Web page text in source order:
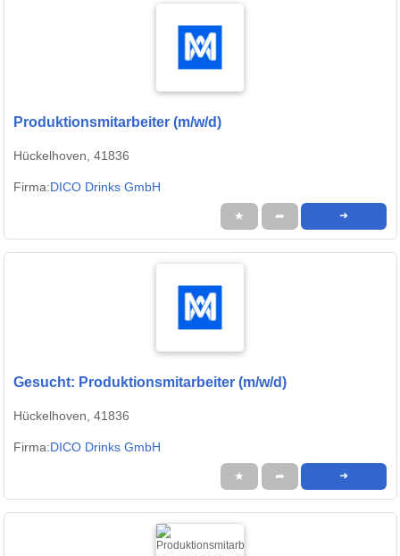
Produktionsmitarbeiter (m/w/d)
Hückelhoven, 41836
Firma:DICO Drinks GmbH
★ ➦ ➜
Gesucht: Produktionsmitarbeiter (m/w/d)
Hückelhoven, 41836
Firma:DICO Drinks GmbH
★ ➦ ➜